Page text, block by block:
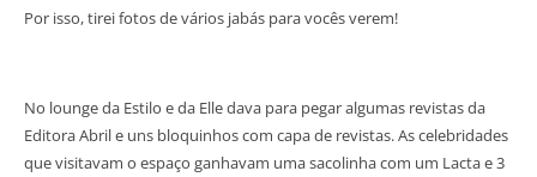
Por isso, tirei fotos de vários jabás para vocês verem!
No lounge da Estilo e da Elle dava para pegar algumas revistas da
Editora Abril e uns bloquinhos com capa de revistas. As celebridades
que visitavam o espaço ganhavam uma sacolinha com um Lacta e 3